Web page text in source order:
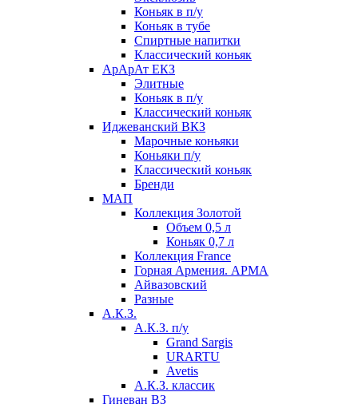
Коньяк в п/у
Коньяк в тубе
Спиртные напитки
Классический коньяк
АрАрАт ЕКЗ
Элитные
Коньяк в п/у
Классический коньяк
Иджеванский ВКЗ
Марочные коньяки
Коньяки п/у
Классический коньяк
Бренди
МАП
Коллекция Золотой
Объем 0,5 л
Коньяк 0,7 л
Коллекция France
Горная Армения. АРМА
Айвазовский
Разные
А.К.З.
А.К.З. п/у
Grand Sargis
URARTU
Avetis
А.К.З. классик
Гиневан ВЗ